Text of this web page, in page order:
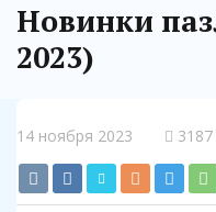
Новинки
2023)
14 ноября 2023 3187